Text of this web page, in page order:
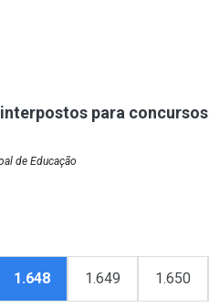
para concursos
de Educação
1.648 1.649 1.650